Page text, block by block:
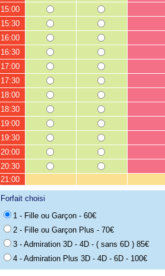
15:00
15:30
16:00
16:30
17:00
17:30
18:00
18:30
19:00
19:30
20:00
20:30
21:00
Forfait choisi
1 - Fille ou Garçon - 60€
2 - Fille ou Garçon Plus - 70€
3 - Admiration 3D - 4D - ( sans 6D ) 85€
4 - Admiration Plus 3D - 4D - 6D - 100€